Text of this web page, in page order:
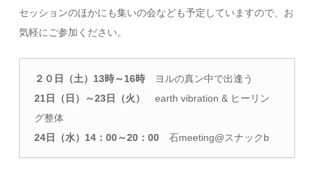
セッションのほかにも集いの会なども予定していますので、お
気軽にご参加ください。
２０日（土）13時～16時 ヨルの真ン中で出逢う
21日（日）～23日（火）
earth vibration & ヒーリン
グ整体
24日（水）14：00～20：00 石meeting@スナックb